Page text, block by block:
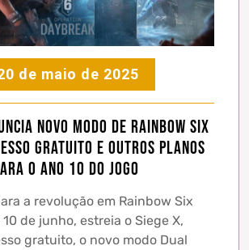
de maio de 2025
novo modo de Rainbow Six
gratuito e outros planos
o ano 10 do jogo
a revolução em Rainbow Six
de junho, estreia o Siege X,
gratuito, o novo modo Dual